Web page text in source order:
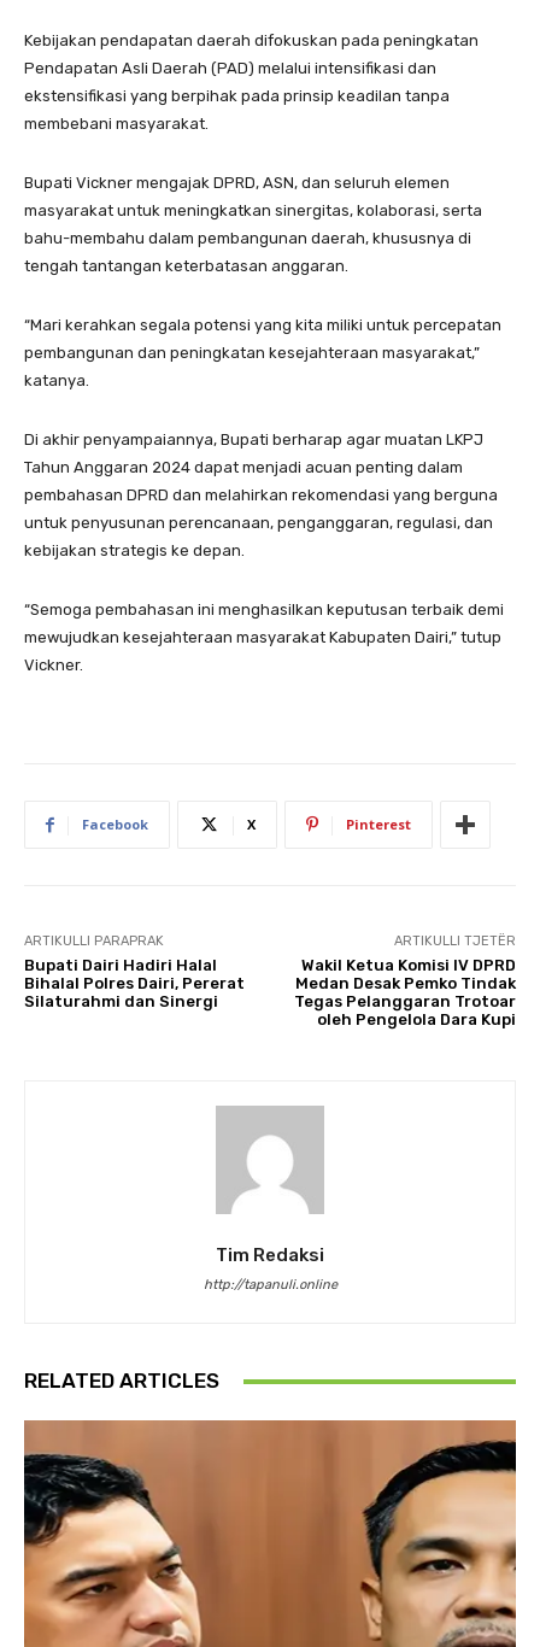
Kebijakan pendapatan daerah difokuskan pada peningkatan
Pendapatan Asli Daerah (PAD) melalui intensifikasi dan
ekstensifikasi yang berpihak pada prinsip keadilan tanpa
membebani masyarakat.
Bupati Vickner mengajak DPRD, ASN, dan seluruh elemen
masyarakat untuk meningkatkan sinergitas, kolaborasi, serta
bahu-membahu dalam pembangunan daerah, khususnya di
tengah tantangan keterbatasan anggaran.
“Mari kerahkan segala potensi yang kita miliki untuk percepatan
pembangunan dan peningkatan kesejahteraan masyarakat,”
katanya.
Di akhir penyampaiannya, Bupati berharap agar muatan LKPJ
Tahun Anggaran 2024 dapat menjadi acuan penting dalam
pembahasan DPRD dan melahirkan rekomendasi yang berguna
untuk penyusunan perencanaan, penganggaran, regulasi, dan
kebijakan strategis ke depan.
“Semoga pembahasan ini menghasilkan keputusan terbaik demi
mewujudkan kesejahteraan masyarakat Kabupaten Dairi,” tutup
Vickner.
Facebook X Pinterest
ARTIKULLI PARAPRAK
Bupati Dairi Hadiri Halal
Bihalal Polres Dairi, Pererat
Silaturahmi dan Sinergi
ARTIKULLI TJETËR
Wakil Ketua Komisi IV DPRD
Medan Desak Pemko Tindak
Tegas Pelanggaran Trotoar
oleh Pengelola Dara Kupi
Tim Redaksi
http://tapanuli.online
RELATED ARTICLES